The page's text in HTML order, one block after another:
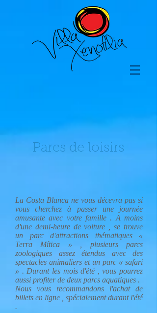
Parcs de loisirs
La Costa Blanca ne vous décevra pas si
vous cherchez à passer une journée
amusante avec votre famille . A moins
d'une demi-heure de voiture , se trouve
un parc d'attractions thématiques «
Terra Mítica » , plusieurs parcs
zoologiques assez étendus avec des
spectacles animaliers et un parc « safari
» . Durant les mois d'été , vous pourrez
aussi profiter de deux parcs aquatiques .
Nous vous recommandons l'achat de
billets en ligne , spécialement durant l'été
.